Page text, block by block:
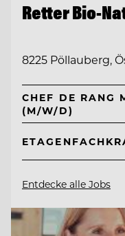
Retter Bio-
8225 Pöllauberg,
CHEF DE RANG
(M/W/D)
Entdecke alle Jobs